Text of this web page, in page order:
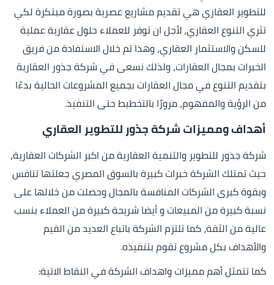
للتطوير العقاري هي تقديم مشاريع عصرية بصورة مبتكرة لكي
تثري التنوع العقاري، لأجل ان توفر للعملاء حلول عقارية عملية
للسكن والاستثمار العقاري، وهذا تم خلال الاستفادة من فريق
الخبرات بمجال العقارات، ولذلك نسعى في شركة جذور العقارية
بتقديم التنوع في مجال العقارات بجميع المشروعات الحالية بدءًا
من الرؤية والمفهوم، مرورًا بالتخطيط حتى التنفيذ.
أهداف ومميزات شركة جذور للتطوير العقاري
شركة جذور للتطوير والتنمية العقارية من اكبر الشركات العقارية،
حيث تمتلك الشركة خبرات كبيرة بالسوق المصري جعلتها تنافس
وبقوة كبرى الشركات المنافسة بالمجال وحصلت من خلالها على
نسبة كبيرة من المبيعات و أيضا شريحة كبيرة من العملاء بنسب
عالية من الثقة، كما تلتزم الشركة باتباع العديد من القيم
والأهداف بكل مشروع تقوم بتنفيذه.
كما تتمثل أهم مميزات واهداف الشركة في النقاط الاتية: